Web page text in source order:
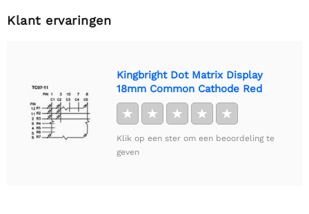
Klant ervaringen
Kingbright Dot Matrix Display
18mm Common Cathode Red
★ ★ ★ ★ ★
Klik op een ster om een beoordeling te
geven